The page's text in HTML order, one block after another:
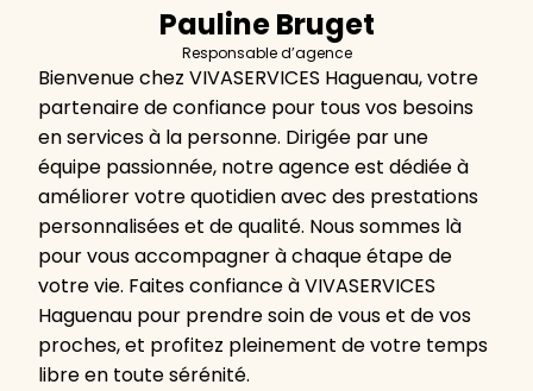
Pauline Bruget
Responsable d’agence
Bienvenue chez VIVASERVICES Haguenau, votre
partenaire de confiance pour tous vos besoins
en services à la personne. Dirigée par une
équipe passionnée, notre agence est dédiée à
améliorer votre quotidien avec des prestations
personnalisées et de qualité. Nous sommes là
pour vous accompagner à chaque étape de
votre vie. Faites confiance à VIVASERVICES
Haguenau pour prendre soin de vous et de vos
proches, et profitez pleinement de votre temps
libre en toute sérénité.